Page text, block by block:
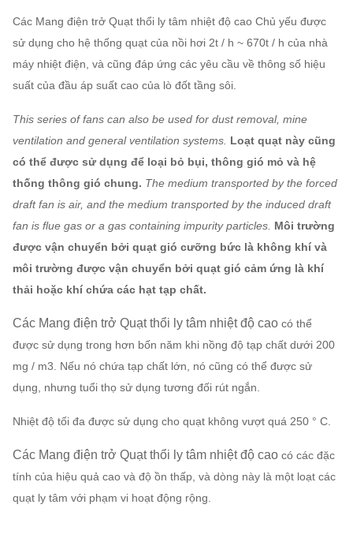
Các Mang điện trở Quạt thổi ly tâm nhiệt độ cao Chủ yếu được
sử dụng cho hệ thống quạt của nồi hơi 2t / h ~ 670t / h của nhà
máy nhiệt điện, và cũng đáp ứng các yêu cầu về thông số hiệu
suất của đầu áp suất cao của lò đốt tầng sôi.
This series of fans can also be used for dust removal, mine
ventilation and general ventilation systems. Loạt quạt này cũng
có thể được sử dụng để loại bỏ bụi, thông gió mỏ và hệ
thống thông gió chung. The medium transported by the forced
draft fan is air, and the medium transported by the induced draft
fan is flue gas or a gas containing impurity particles. Môi trường
được vận chuyển bởi quạt gió cưỡng bức là không khí và
môi trường được vận chuyển bởi quạt gió cảm ứng là khí
thải hoặc khí chứa các hạt tạp chất.
Các Mang điện trở Quạt thổi ly tâm nhiệt độ cao có thể
được sử dụng trong hơn bốn năm khi nồng độ tạp chất dưới 200
mg / m3. Nếu nó chứa tạp chất lớn, nó cũng có thể được sử
dụng, nhưng tuổi thọ sử dụng tương đối rút ngắn.
Nhiệt độ tối đa được sử dụng cho quạt không vượt quá 250 ° C.
Các Mang điện trở Quạt thổi ly tâm nhiệt độ cao có các đặc
tính của hiệu quả cao và độ ồn thấp, và dòng này là một loạt các
quạt ly tâm với phạm vi hoạt động rộng.